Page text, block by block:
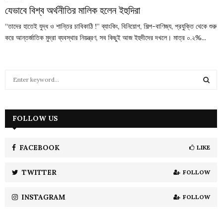
যেভাবে বিশ্ব অর্থনীতির মালিক হলেন ইহুদিরা
“তাদের হাতেই যুদ্ধ ও শান্তির চাবিকাঠি !” ব্যাংকিং, বিনিয়োগ, শিল্প-বাণিজ্য, প্রযুক্তি থেকে শুরু
করে আন্তর্জাতিক মুদ্রা ব্যবস্থার নিয়ন্ত্রণ, সব কিছুই আজ ইহুদীদের দখলে। মাত্র ০.২%...
h
H
FOLLOW US
FACEBOOK LIKE
TWITTER FOLLOW
INSTAGRAM FOLLOW